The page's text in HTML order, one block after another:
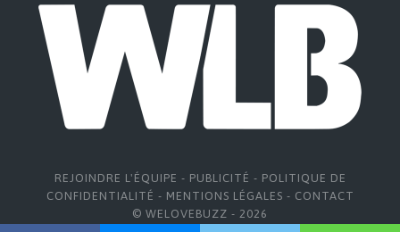
REJOINDRE L'ÉQUIPE - PUBLICITÉ - POLITIQUE DE
CONFIDENTIALITÉ - MENTIONS LÉGALES - CONTACT
© WELOVEBUZZ - 2026